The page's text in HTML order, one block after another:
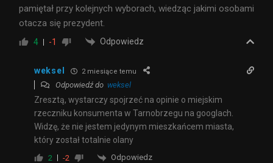
pamiętał przy kolejnych wyborach, wiedząc jakimi osobami
otacza się prezydent.
4 -1 Odpowiedz
weksel 2 miesiące temu
Odpowiedź do weksel
Zresztą, wystarczy spojrzeć na opinie o miejskim
rzeczniku konsumenta w Tarnobrzegu na googlach.
Widzę, że nie jestem jedynym mieszkańcem miasta,
który został totalnie olany
2 -2 Odpowiedz